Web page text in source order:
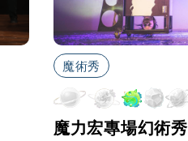
魔術秀
魔力宏專場幻術秀